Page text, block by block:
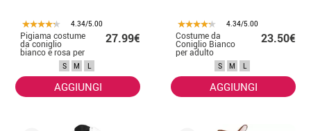
4.34/5.00
Pigiama costume
da coniglio
bianco e rosa per
27.99€
S M L
AGGIUNGI
4.34/5.00
Costume da
Coniglio Bianco
per adulto
23.50€
S M L
AGGIUNGI